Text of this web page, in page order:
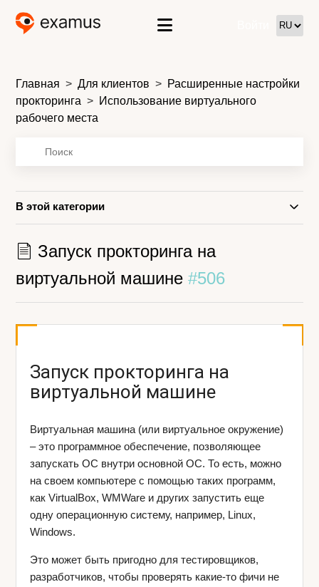
Главная Для клиентов
Расширенные настройки
прокторинга
Использование виртуального
рабочего места
В этой категории
Запуск прокторинга на
виртуальной машине#506
Запуск прокторинга на
виртуальной машине
Виртуальная машина (или виртуальное окружение)
– это программное обеспечение, позволяющее
запускать ОС внутри основной ОС. То есть, можно
на своем компьютере с помощью таких программ,
как VirtualBox, WMWare и других запустить еще
одну операционную систему, например, Linux,
Windows.
Это может быть пригодно для тестировщиков,
разработчиков, чтобы проверять какие-то фичи не